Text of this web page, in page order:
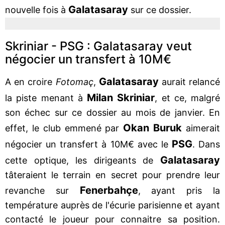
nouvelle fois à Galatasaray sur ce dossier.
Skriniar - PSG : Galatasaray veut
négocier un transfert à 10M€
A en croire Fotomaç, Galatasaray aurait relancé
la piste menant à Milan Skriniar, et ce, malgré
son échec sur ce dossier au mois de janvier. En
effet, le club emmené par Okan Buruk aimerait
négocier un transfert à 10M€ avec le PSG. Dans
cette optique, les dirigeants de Galatasaray
tâteraient le terrain en secret pour prendre leur
revanche sur Fenerbahçe, ayant pris la
température auprès de l'écurie parisienne et ayant
contacté le joueur pour connaitre sa position.